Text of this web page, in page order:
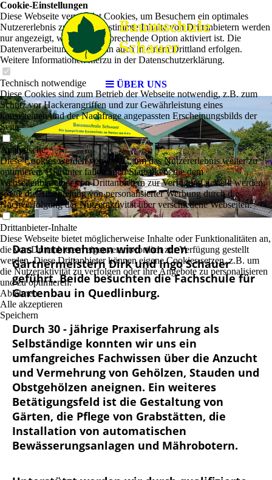
ÜBER UNS
Das Unternehmen wird von den
Gärtnermeistern Dirk und Ingo Schauer
geführt. Beide besuchten die Fachschule für
Gartenbau in Quedlinburg.
Durch 30 - jährige Praxiserfahrung als
Selbständige konnten wir uns ein
umfangreiches Fachwissen über die Anzucht
und Vermehrung von Gehölzen, Stauden und
Obstgehölzen aneignen. Ein weiteres
Betätigungsfeld ist die Gestaltung von
Gärten, die Pflege von Grabstätten, die
Installation von automatischen
Bewässerungsanlagen und Mährobotern.
Cookie-Einstellungen
Diese Webseite verwendet Cookies, um Besuchern ein optimales
Nutzererlebnis zu bieten. Bestimmte Inhalte von Drittanbietern werden
nur angezeigt, wenn die entsprechende Option aktiviert ist. Die
Datenverarbeitung kann dann auch in einem Drittland erfolgen.
Weitere Informationen hierzu in der Datenschutzerklärung.
Technisch notwendige
Diese Cookies sind zum Betrieb der Webseite notwendig, z.B. zum
Schutz vor Hackerangriffen und zur Gewährleistung eines
konsistenten und der Nachfrage angepassten Erscheinungsbilds der
Seite.
Analytische
Diese Cookies werden verwendet, um das Nutzererlebnis weiter zu
optimieren. Hierunter fallen auch Statistiken, die dem
Webseitenbetreiber von Drittanbietern zur Verfügung gestellt werden,
sowie die Ausspielung von personalisierter Werbung durch die
Nachverfolgung der Nutzeraktivität über verschiedene Webseiten.
Drittanbieter-Inhalte
Diese Webseite bietet möglicherweise Inhalte oder Funktionalitäten an,
die von Drittanbietern eigenverantwortlich zur Verfügung gestellt
werden. Diese Drittanbieter können eigene Cookies setzen, z.B. um
die Nutzeraktivität zu verfolgen oder ihre Angebote zu personalisieren
und zu optimieren.
Ablehnen
Alle akzeptieren
Speichern